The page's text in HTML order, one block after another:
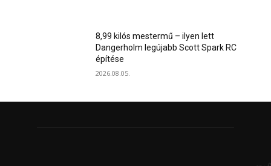
8,99 kilós mestermű – ilyen lett
Dangerholm legújabb Scott Spark RC
építése
2026.08.05.